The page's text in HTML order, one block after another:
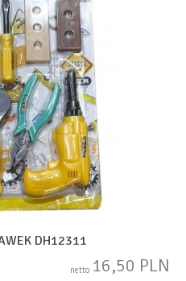
DH12311
netto 16,50 PLN